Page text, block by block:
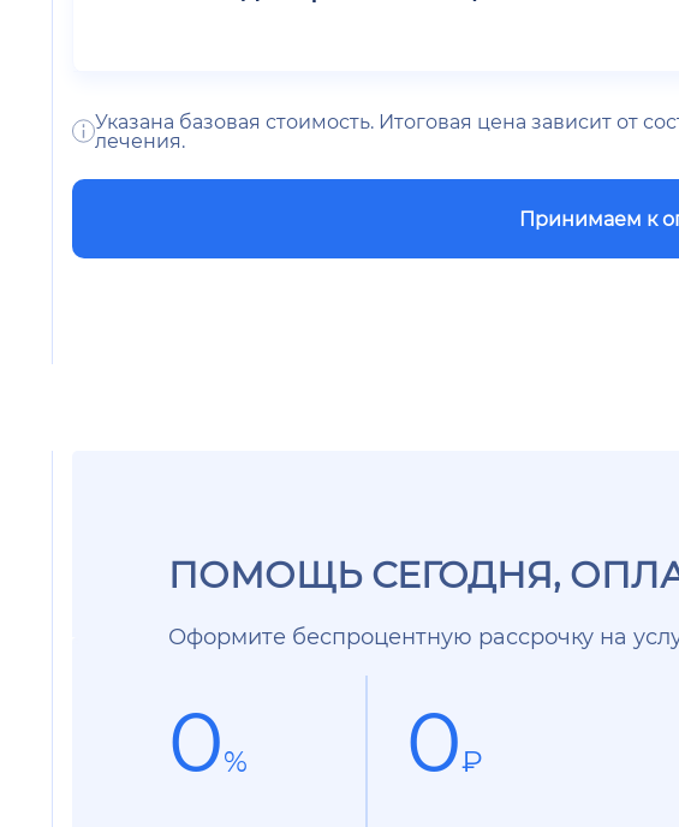
Указана базовая стоимость. Итоговая цена зависит от
лечения.
Принимаем к
ПОМОЩЬ СЕГОДНЯ,
Оформите беспроцентную рассрочку на
0% 0₽